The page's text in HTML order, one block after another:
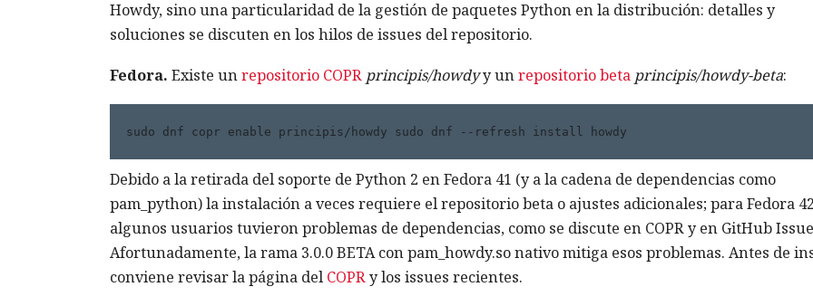
Howdy, sino una particularidad de la gestión de paquetes Python en la distribución: detalles y
soluciones se discuten en los hilos de issues del repositorio.
Fedora. Existe unrepositorio COPR principis/howdyy unrepositorio beta principis/howdy-beta:
sudo dnf copr enable principis/howdy sudo dnf --refresh install howdy
Debido a la retirada del soporte de Python 2 en Fedora 41 (y a la cadena de dependencias como
pam_python) la instalación a veces requiere el repositorio beta o ajustes adicionales; para Fedora
algunos usuarios tuvieron problemas de dependencias, como se discute en COPR y en GitHub
Afortunadamente, la rama 3.0.0 BETA con pam_howdy.so nativo mitiga esos problemas. Antes de
conviene revisar la página del COPRy los issues recientes.